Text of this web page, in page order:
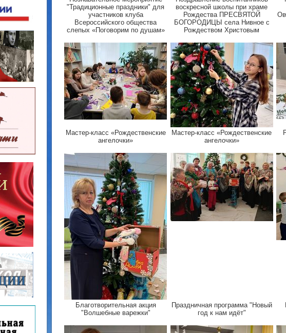
"Традиционные праздники" для
участников клуба
Всероссийского общества
слепых «Поговорим по душам»
воскресной школы при храме
Рождества ПРЕСВЯТОЙ
БОГОРОДИЦЫ села Нивное с
Рождеством Христовым
Мастер‑класс «Рождественские
ангелочки»
Мастер‑класс «Рождественские
ангелочки»
Благотворительная акция
"Волшебные варежки"
Праздничная программа "Новый
год к нам идёт"